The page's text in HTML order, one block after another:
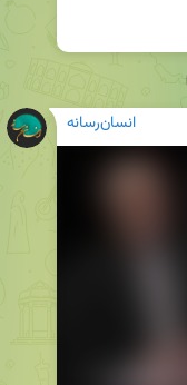
انسان‌رسانه